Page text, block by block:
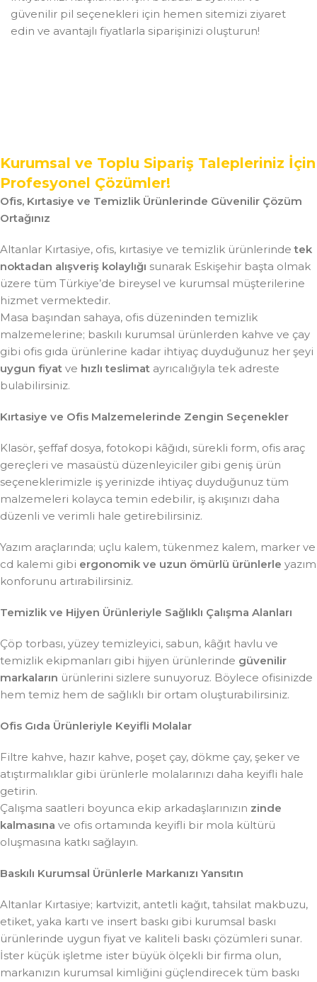
güvenilir pil seçenekleri için hemen sitemizi ziyaret
edin ve avantajlı fiyatlarla siparişinizi oluşturun!
Kurumsal ve Toplu Sipariş Talepleriniz İçin
Profesyonel Çözümler!
Ofis, Kırtasiye ve Temizlik Ürünlerinde Güvenilir Çözüm
Ortağınız
Altanlar Kırtasiye, ofis, kırtasiye ve temizlik ürünlerindetek
noktadan alışveriş kolaylığı sunarak Eskişehir başta olmak
üzere tüm Türkiye’de bireysel ve kurumsal müşterilerine
hizmet vermektedir.
Masa başından sahaya, ofis düzeninden temizlik
malzemelerine; baskılı kurumsal ürünlerden kahve ve çay
gibi ofis gıda ürünlerine kadar ihtiyaç duyduğunuz her şeyi
uygun fiyat ve hızlı teslimat ayrıcalığıyla tek adreste
bulabilirsiniz.
Kırtasiye ve Ofis Malzemelerinde Zengin Seçenekler
Klasör, şeffaf dosya, fotokopi kâğıdı, sürekli form, ofis araç
gereçleri ve masaüstü düzenleyiciler gibi geniş ürün
seçeneklerimizle iş yerinizde ihtiyaç duyduğunuz tüm
malzemeleri kolayca temin edebilir, iş akışınızı daha
düzenli ve verimli hale getirebilirsiniz.
Yazım araçlarında; uçlu kalem, tükenmez kalem, marker ve
cd kalemi gibi ergonomik ve uzun ömürlü ürünlerle yazım
konforunu artırabilirsiniz.
Temizlik ve Hijyen Ürünleriyle Sağlıklı Çalışma Alanları
Çöp torbası, yüzey temizleyici, sabun, kâğıt havlu ve
temizlik ekipmanları gibi hijyen ürünlerinde güvenilir
markaların ürünlerini sizlere sunuyoruz. Böylece ofisinizde
hem temiz hem de sağlıklı bir ortam oluşturabilirsiniz.
Ofis Gıda Ürünleriyle Keyifli Molalar
Filtre kahve, hazır kahve, poşet çay, dökme çay, şeker ve
atıştırmalıklar gibi ürünlerle molalarınızı daha keyifli hale
getirin.
Çalışma saatleri boyunca ekip arkadaşlarınızın zinde
kalmasına ve ofis ortamında keyifli bir mola kültürü
oluşmasına katkı sağlayın.
Baskılı Kurumsal Ürünlerle Markanızı Yansıtın
Altanlar Kırtasiye; kartvizit, antetli kağıt, tahsilat makbuzu,
etiket, yaka kartı ve insert baskı gibi kurumsal baskı
ürünlerinde uygun fiyat ve kaliteli baskı çözümleri sunar.
İster küçük işletme ister büyük ölçekli bir firma olun,
markanızın kurumsal kimliğini güçlendirecek tüm baskı